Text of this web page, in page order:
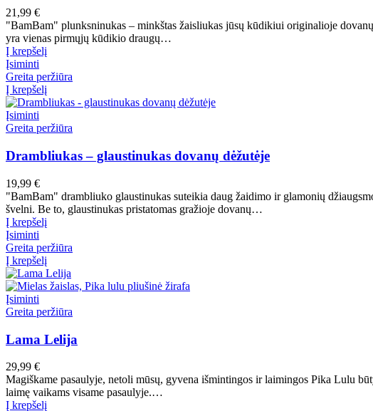
21,99 €
"BamBam" plunksninukas – minkštas žaisliukas jūsų kūdikiui originalioje
yra vienas pirmųjų kūdikio draugų…
Į krepšelį
Įsiminti
Greita peržiūra
Į krepšelį
Įsiminti
Greita peržiūra
Drambliukas – glaustinukas dovanų dėžutėje
19,99 €
"BamBam" drambliuko glaustinukas suteikia daug žaidimo ir glamonių
švelni. Be to, glaustinukas pristatomas gražioje dovanų…
Į krepšelį
Įsiminti
Greita peržiūra
Į krepšelį
Įsiminti
Greita peržiūra
Lama Lelija
29,99 €
Magiškame pasaulyje, netoli mūsų, gyvena išmintingos ir laimingos Pika Lulu
laimę vaikams visame pasaulyje.…
Į krepšelį